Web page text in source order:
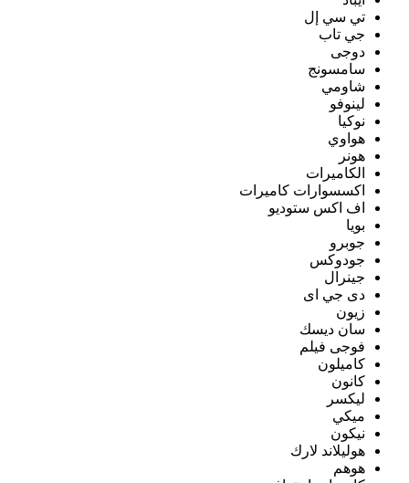
تي سي إل
جي تاب
دوجى
سامسونج
شاومي
لينوفو
نوكيا
هواوي
هونر
الكاميرات
اكسسوارات كاميرات
اف اكس ستوديو
بويا
جوبرو
جودوكس
جينرال
دى جي اى
زيون
سان ديسك
فوجى فيلم
كاميلون
كانون
ليكسر
ميكي
نيكون
هوليلاند لارك
هوهم